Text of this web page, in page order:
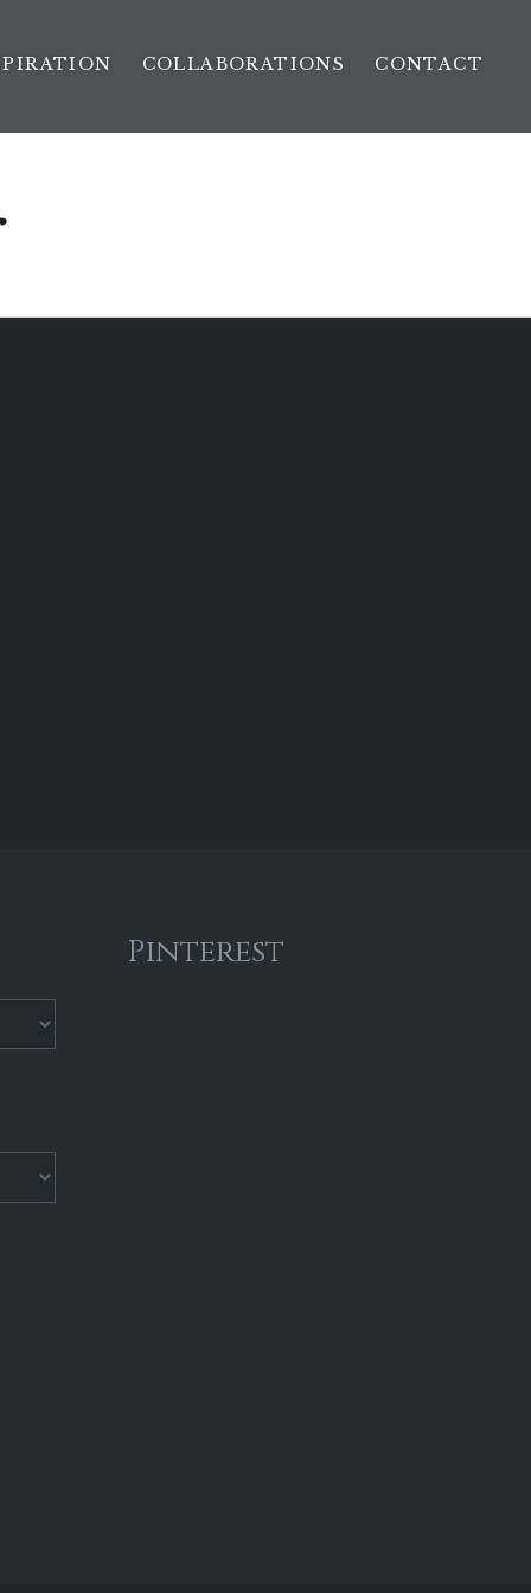
COLLABORATIONS CONTACT
Pinterest